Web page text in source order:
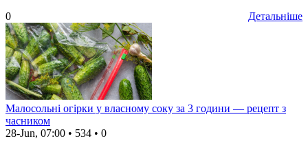
Детальніше
0
Малосольні огірки у власному соку за 3 години — рецепт з
часником
28-Jun, 07:00 • 534 • 0